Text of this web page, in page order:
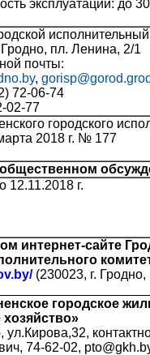
эксплуатации: до 30
пл. Ленина, 2/1
почты:
,
72-06-74
02-77
городского
2018 г. № 177
12.11.2018 г.
интернет-сайте
(230023, г.
городское
ул.Кирова,32,
74-62-02,